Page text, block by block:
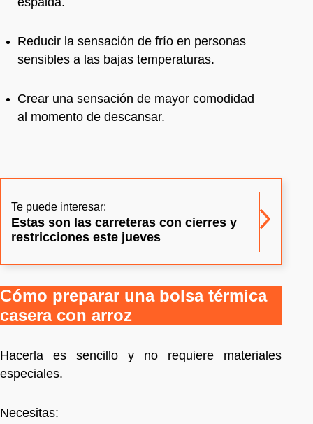
Reducir la sensación de frío en personas
sensibles a las bajas temperaturas.
Crear una sensación de mayor comodidad
al momento de descansar.
Te puede interesar:
Estas son las carreteras con cierres y
restricciones este jueves
Cómo preparar una bolsa térmica
casera con arroz
Hacerla es sencillo y no requiere materiales
especiales.
Necesitas: